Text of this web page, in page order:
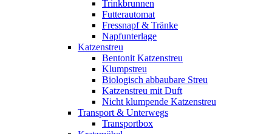
Trinkbrunnen
Futterautomat
Fressnapf & Tränke
Napfunterlage
Katzenstreu
Bentonit Katzenstreu
Klumpstreu
Biologisch abbaubare Streu
Katzenstreu mit Duft
Nicht klumpende Katzenstreu
Transport & Unterwegs
Transportbox